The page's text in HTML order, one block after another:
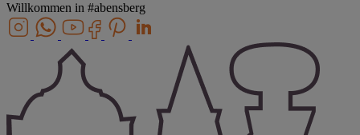
Willkommen in #abensberg